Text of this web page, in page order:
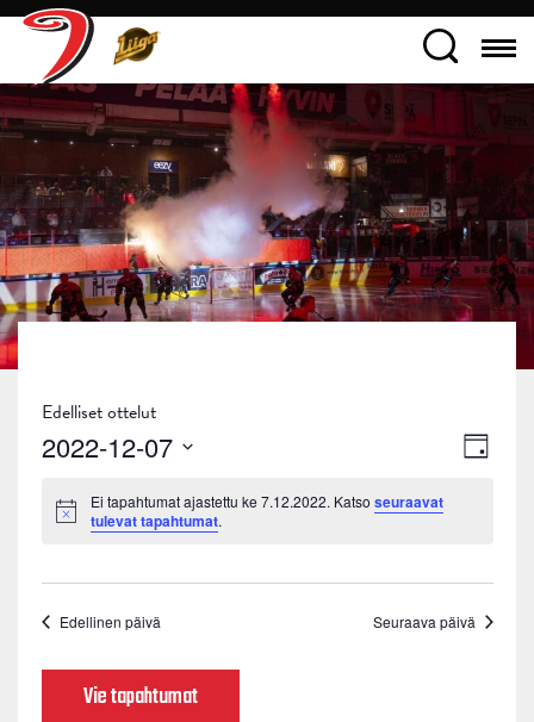
Edelliset ottelut
Päivä
2022-12-07
päivä.
Notice
Ei tapahtumat ajastettu ke 7.12.2022. Katsoseuraavat
tulevat tapahtumat.
Edellinen päivä Seuraava päivä
Vie tapahtumat